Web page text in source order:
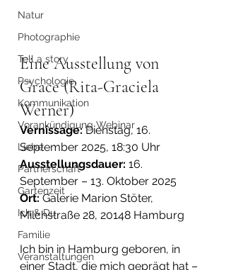
Natur
Photographie
Tell a story
Psychologie
Kommunikation
Vorankündigung Webinar
Liebe
Partnerschaft
Gartenzeit
Ich & Du
Familie
Veranstaltungen
Eine Ausstellung von
Grace (Rita-Graciela
Werner)
Vernissage: Dienstag, 16.
September 2025, 18:30 Uhr
Ausstellungsdauer: 16.
September – 13. Oktober 2025
Ort: Galerie Marion Stöter,
Milchstraße 28, 20148 Hamburg
Ich bin in Hamburg geboren, in
einer Stadt, die mich geprägt hat –